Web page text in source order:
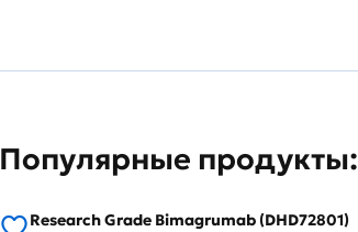
Популярные продукты:
Research Grade Bimagrumab (DHD72801)